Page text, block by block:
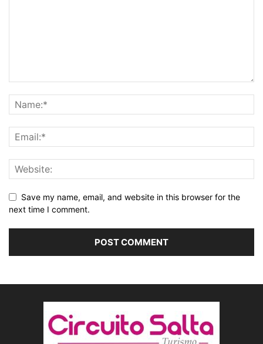
Save my name, email, and website in this browser for the
next time I comment.